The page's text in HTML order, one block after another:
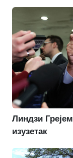
Линдзи
изузетак